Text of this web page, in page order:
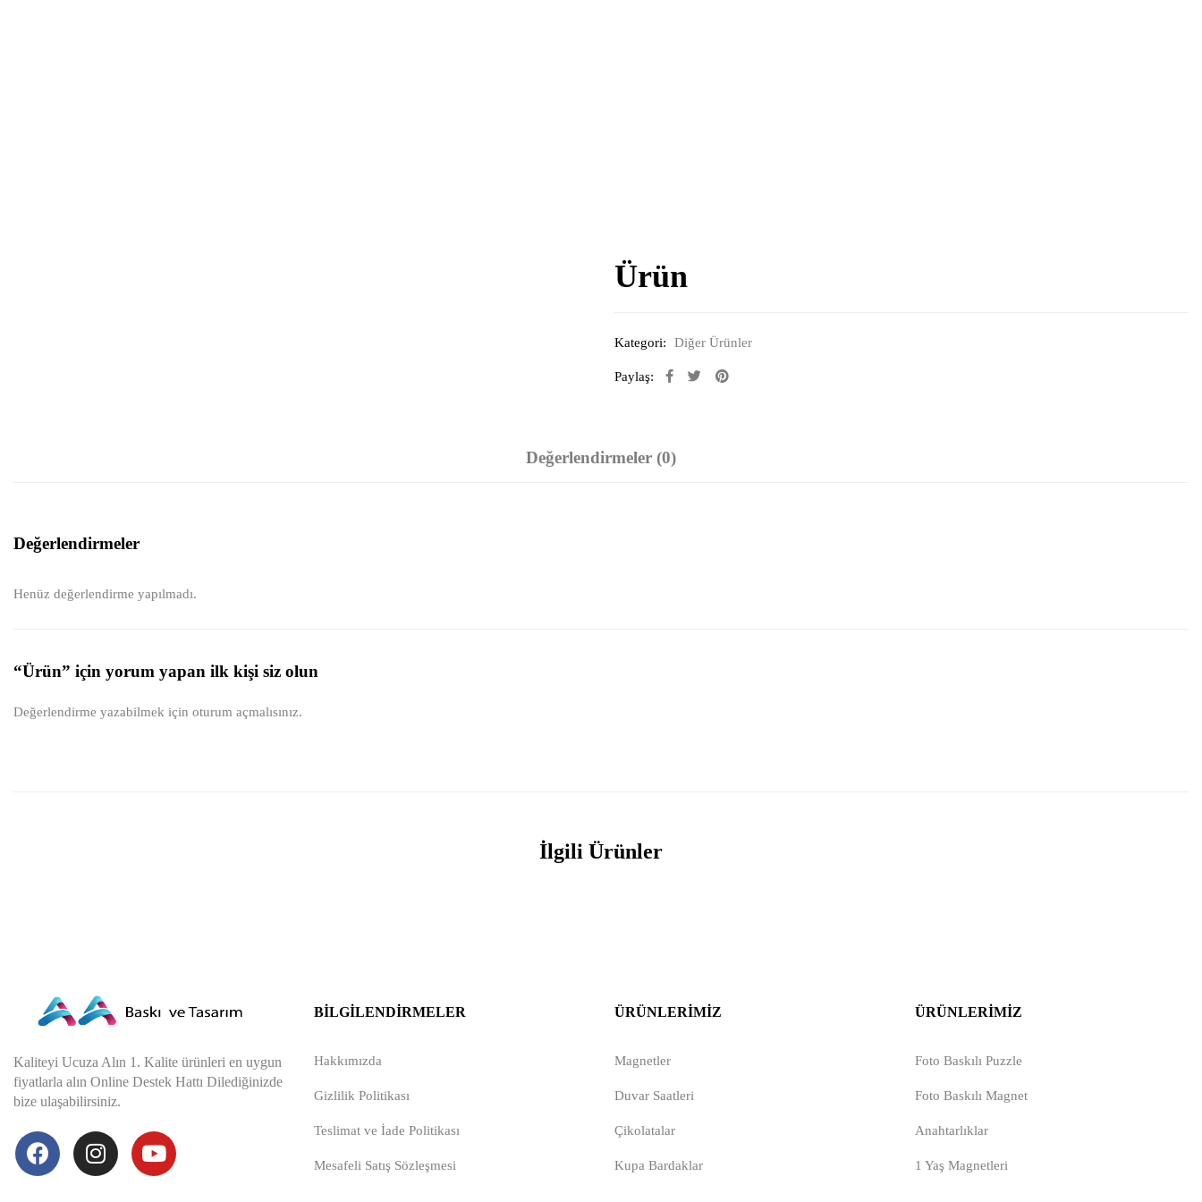
Ürün
Kategori: Diğer Ürünler
Paylaş:
Değerlendirmeler (0)
Değerlendirmeler
Henüz değerlendirme yapılmadı.
“Ürün” için yorum yapan ilk kişi siz olun
Değerlendirme yazabilmek için oturum açmalısınız.
İlgili Ürünler
Kaliteyi Ucuza Alın 1. Kalite ürünleri en uygun
fiyatlarla alın Online Destek Hattı Dilediğinizde
bize ulaşabilirsiniz.
BILGILENDIRMELER
Hakkımızda
Gizlilik Politikası
Teslimat ve İade Politikası
Mesafeli Satış Sözleşmesi
ÜRÜNLERIMIZ
Magnetler
Duvar Saatleri
Çikolatalar
Kupa Bardaklar
ÜRÜNLERIMIZ
Foto Baskılı Puzzle
Foto Baskılı Magnet
Anahtarlıklar
1 Yaş Magnetleri